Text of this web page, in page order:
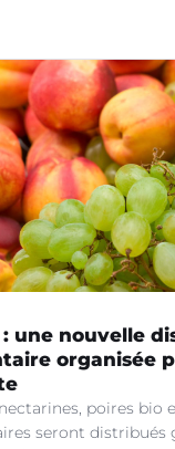
: une nouvelle
organisée
poires bio
seront distribués